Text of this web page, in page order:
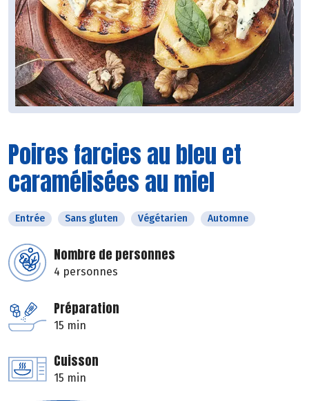
Poires farcies au bleu et
caramélisées au miel
Entrée Sans gluten Végétarien Automne
Nombre de personnes
4 personnes
Préparation
15 min
Cuisson
15 min